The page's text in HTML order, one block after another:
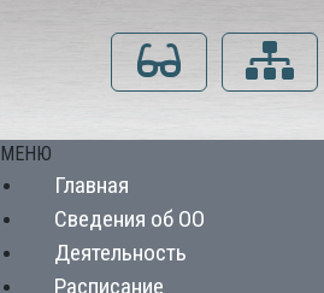
Для слабовидящих
МЕНЮ
Главная
Сведения об ОО
Деятельность
Расписание